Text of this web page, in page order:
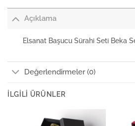
Açıklama
Elsanat Başucu Sürahi Seti Beka
Değerlendirmeler (0)
İLGILI ÜRÜNLER